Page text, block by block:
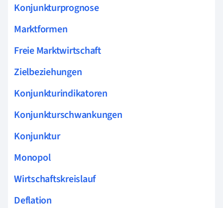
Konjunkturprognose
Marktformen
Freie Marktwirtschaft
Zielbeziehungen
Konjunkturindikatoren
Konjunkturschwankungen
Konjunktur
Monopol
Wirtschaftskreislauf
Deflation